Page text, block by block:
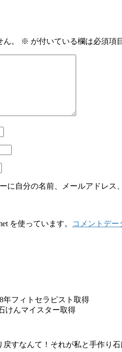
。 ※ が付いている欄は必須項
に自分の名前、メールアドレス
を使っています。 コメントデ
年フィトセラピスト取得
けんマイスター取得
すなんて！それが私と手作り